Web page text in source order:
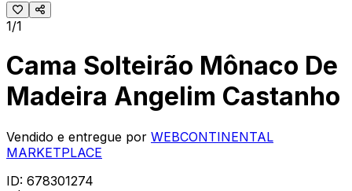
1/1
Cama Solteirão Mônaco De
Madeira Angelim Castanho
Vendido e entregue por WEBCONTINENTAL
MARKETPLACE
ID: 678301274